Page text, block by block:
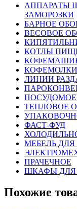
АППАРАТЫ
ЗАМОРОЗКИ
БАРНОЕ
ВЕСОВОЕ
КОТЛЫ
КОФЕМОЛКИ
ЛИНИИ
ТЕПЛОВОЕ
ФАСТ-ФУД
МЕБЕЛЬ ДЛЯ
ПРАЧЕЧНОЕ
ШКАФЫ ДЛЯ
Похожие